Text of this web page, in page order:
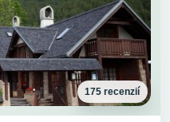
175 recenzií